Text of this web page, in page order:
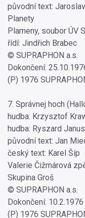
původní text:
Planety
Plameny, soubor ÚV
řídí: Jindřich Brabec
© SUPRAPHON a.s.
Dokončení:
(P) 1976
7. Správnej hoch
hudba: Krzysztof
hudba: Ryszard
původní text: Jan
český text: Karel Šíp
Valerie Čižmárová
Skupina Groš
© SUPRAPHON a.s.
Dokončení: 10.2.1976
(P) 1976